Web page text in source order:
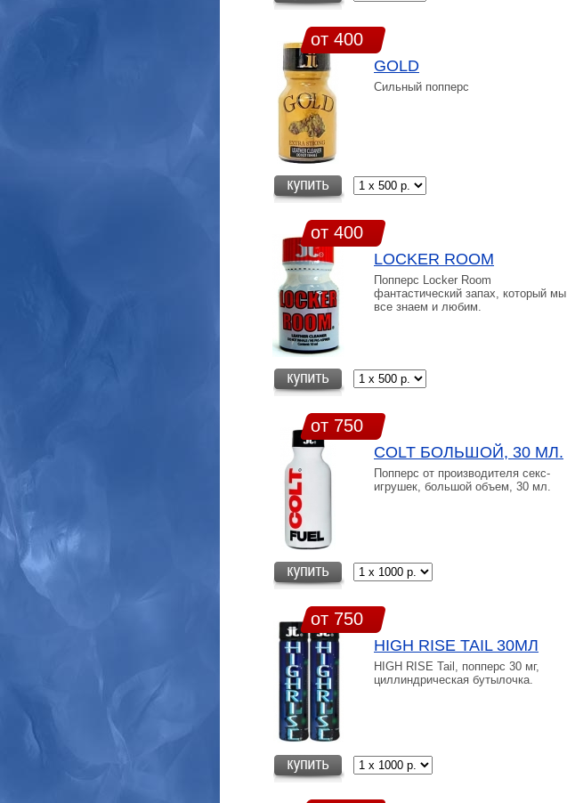
от 400
GOLD
Сильный попперс
от 400
LOCKER ROOM
Попперс Locker Room
фантастический запах, который мы
все знаем и любим.
от 750
COLT БОЛЬШОЙ, 30 МЛ.
Попперс от производителя секс-
игрушек, большой объем, 30 мл.
от 750
HIGH RISE TAIL 30МЛ
HIGH RISE Tail, попперс 30 мг,
циллиндрическая бутылочка.